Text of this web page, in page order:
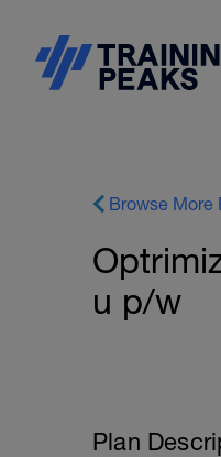
Browse More
u p/w
Plan